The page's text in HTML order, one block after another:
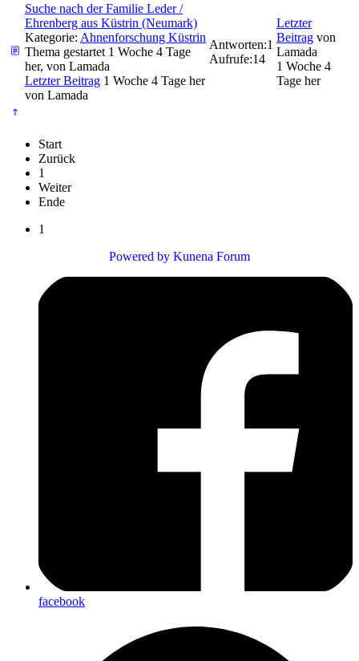
Suche nach der Familie Leder /
Ehrenberg aus Küstrin (Neumark)
Kategorie: Ahnenforschung Küstrin
Thema gestartet 1 Woche 4 Tage
her, von Lamada
Letzter Beitrag 1 Woche 4 Tage her
von Lamada
Antworten:1
Aufrufe:14
Letzter
Beitrag von
Lamada
1 Woche 4
Tage her
Start
Zurück
1
Weiter
Ende
1
Powered by Kunena Forum
facebook